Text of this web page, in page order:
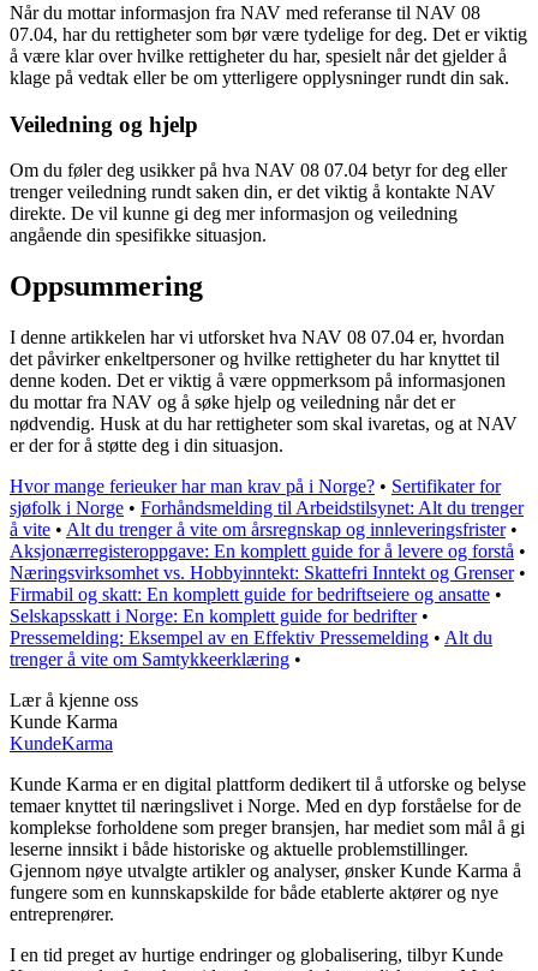
Når du mottar informasjon fra NAV med referanse til NAV 08
07.04, har du rettigheter som bør være tydelige for deg. Det er viktig
å være klar over hvilke rettigheter du har, spesielt når det gjelder å
klage på vedtak eller be om ytterligere opplysninger rundt din sak.
Veiledning og hjelp
Om du føler deg usikker på hva NAV 08 07.04 betyr for deg eller
trenger veiledning rundt saken din, er det viktig å kontakte NAV
direkte. De vil kunne gi deg mer informasjon og veiledning
angående din spesifikke situasjon.
Oppsummering
I denne artikkelen har vi utforsket hva NAV 08 07.04 er, hvordan
det påvirker enkeltpersoner og hvilke rettigheter du har knyttet til
denne koden. Det er viktig å være oppmerksom på informasjonen
du mottar fra NAV og å søke hjelp og veiledning når det er
nødvendig. Husk at du har rettigheter som skal ivaretas, og at NAV
er der for å støtte deg i din situasjon.
Hvor mange ferieuker har man krav på i Norge? • Sertifikater for
sjøfolk i Norge • Forhåndsmelding til Arbeidstilsynet: Alt du trenger
å vite • Alt du trenger å vite om årsregnskap og innleveringsfrister•
Aksjonærregisteroppgave: En komplett guide for å levere og forstå •
Næringsvirksomhet vs. Hobbyinntekt: Skattefri Inntekt og Grenser•
Firmabil og skatt: En komplett guide for bedriftseiere og ansatte •
Selskapsskatt i Norge: En komplett guide for bedrifter•
Pressemelding: Eksempel av en Effektiv Pressemelding • Alt du
trenger å vite om Samtykkeerklæring •
Lær å kjenne oss
Kunde Karma
KundeKarma
Kunde Karma er en digital plattform dedikert til å utforske og belyse
temaer knyttet til næringslivet i Norge. Med en dyp forståelse for de
komplekse forholdene som preger bransjen, har mediet som mål å gi
leserne innsikt i både historiske og aktuelle problemstillinger.
Gjennom nøye utvalgte artikler og analyser, ønsker Kunde Karma å
fungere som en kunnskapskilde for både etablerte aktører og nye
entreprenører.
I en tid preget av hurtige endringer og globalisering, tilbyr Kunde